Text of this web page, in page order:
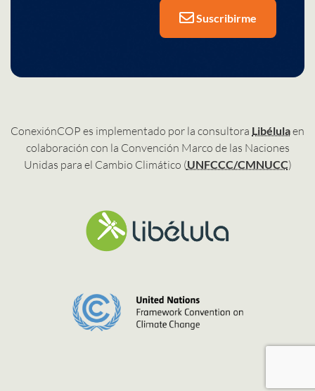
Suscribirme
ConexiónCOP es implementado por la consultora Libélulaen
colaboración con la Convención Marco de las Naciones
Unidas para el Cambio Climático (UNFCCC/CMNUCC)